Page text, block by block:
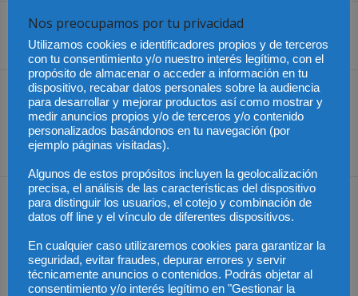
Share
Artículo anterior
La sucesión, una cuestión
legal y fiscal que hay que
resolver
Artículo siguiente
México – Narcotraficantes
contra la libertad de
Artículos relacionados Más del autor
Nos preocupamos por tu privacidad
Utilizamos cookies e identificadores propios y de terceros
con tu consentimiento y/o nuestro interés legítimo, con el
propósito de almacenar o acceder a información en tu
dispositivo, recabar datos personales sobre la audiencia
para desarrollar y mejorar productos así como mostrar y
medir anuncios propios y/o de terceros y/o contenido
personalizados basándonos en tu navegación (por
ejemplo páginas visitadas).
Algunos de estos propósitos incluyen la geolocalización
precisa, el análisis de las características del dispositivo
para distinguir los usuarios, el cotejo y combinación de
datos off line y el vínculo de diferentes dispositivos.
En cualquier caso utilizaremos cookies para garantizar la
seguridad, evitar fraudes, depurar errores y servir
técnicamente anuncios o contenidos. Podrás objetar al
consentimiento y/o interés legítimo en "Gestionar la